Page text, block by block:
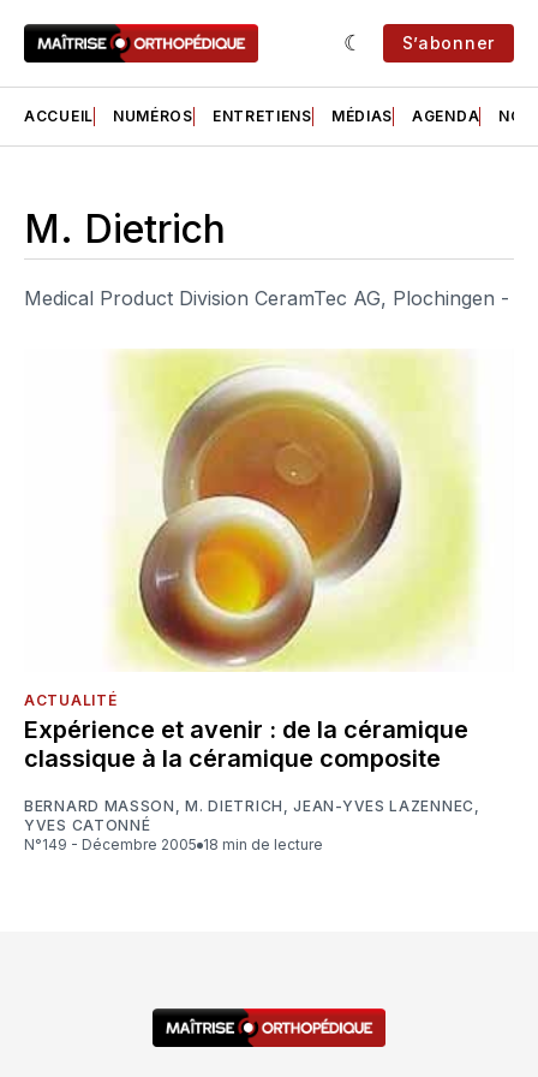
S’abonner
ACCUEIL NUMÉROS ENTRETIENS MÉDIAS AGENDA NOS
M. Dietrich
Medical Product Division CeramTec AG, Plochingen -
ACTUALITÉ
Expérience et avenir : de la céramique
classique à la céramique composite
BERNARD MASSON ,M. DIETRICH ,JEAN-YVES LAZENNEC ,
YVES CATONNÉ
N°149 - Décembre 2005
18 min de lecture